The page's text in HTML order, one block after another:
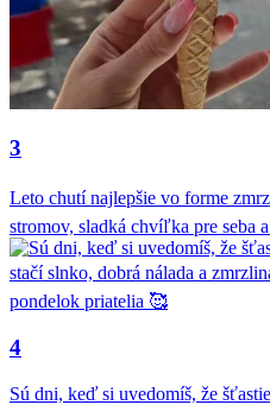
3
Leto chutí najlepšie vo forme
stromov, sladká chvíľka pre seba
4
Sú dni, keď si uvedomíš, že